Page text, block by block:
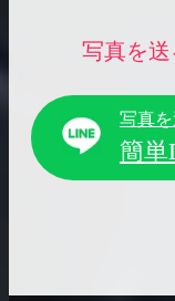
写真を
写真
簡単